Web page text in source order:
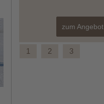
zum Angebot
1 2
3